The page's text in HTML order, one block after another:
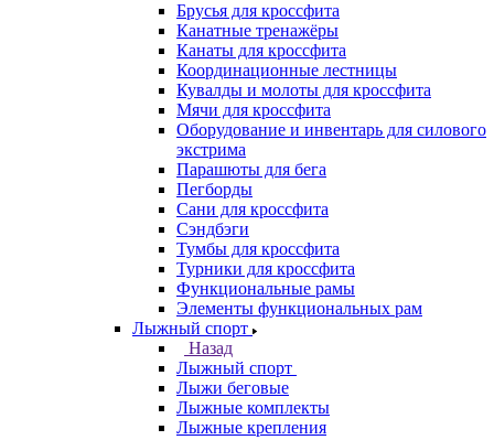
Брусья для кроссфита
Канатные тренажёры
Канаты для кроссфита
Координационные лестницы
Кувалды и молоты для кроссфита
Мячи для кроссфита
Оборудование и инвентарь для силового
экстрима
Парашюты для бега
Пегборды
Сани для кроссфита
Сэндбэги
Тумбы для кроссфита
Турники для кроссфита
Функциональные рамы
Элементы функциональных рам
Лыжный спорт
Назад
Лыжный спорт
Лыжи беговые
Лыжные комплекты
Лыжные крепления